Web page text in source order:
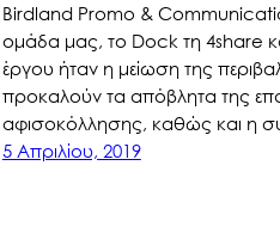
Birdland Promo &
ομάδα μας, το Dock τη 4share
έργου ήταν η μείωση της
προκαλούν τα απόβλητα της
αφισοκόλλησης, καθώς και η
5 Απριλίου, 2019